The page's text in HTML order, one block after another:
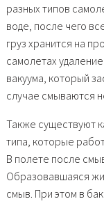
разных типов
воде, после чего
груз хранится на
самолетах
вакуума, который
случае смываются
Также существуют
типа, которые
В полете после
Образовавшаяся
смыв. При этом в